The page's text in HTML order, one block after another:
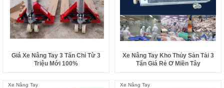
Giá Xe Nâng Tay 3 Tấn Chỉ Từ 3
Triệu Mới 100%
Xe Nâng Tay Kho Thủy Sản Tải 3
Tấn Giá Rẻ Ơ Miền Tây
Xe Nâng Tay Xe Nâng Tay